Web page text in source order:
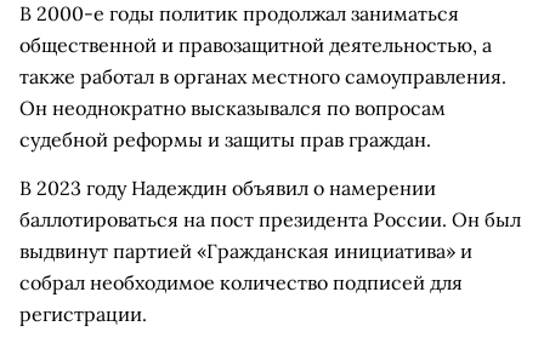
В 2000-е годы политик продолжал заниматься
общественной и правозащитной деятельностью, а
также работал в органах местного самоуправления.
Он неоднократно высказывался по вопросам
судебной реформы и защиты прав граждан.
В 2023 году Надеждин объявил о намерении
баллотироваться на пост президента России. Он был
выдвинут партией «Гражданская инициатива» и
собрал необходимое количество подписей для
регистрации.